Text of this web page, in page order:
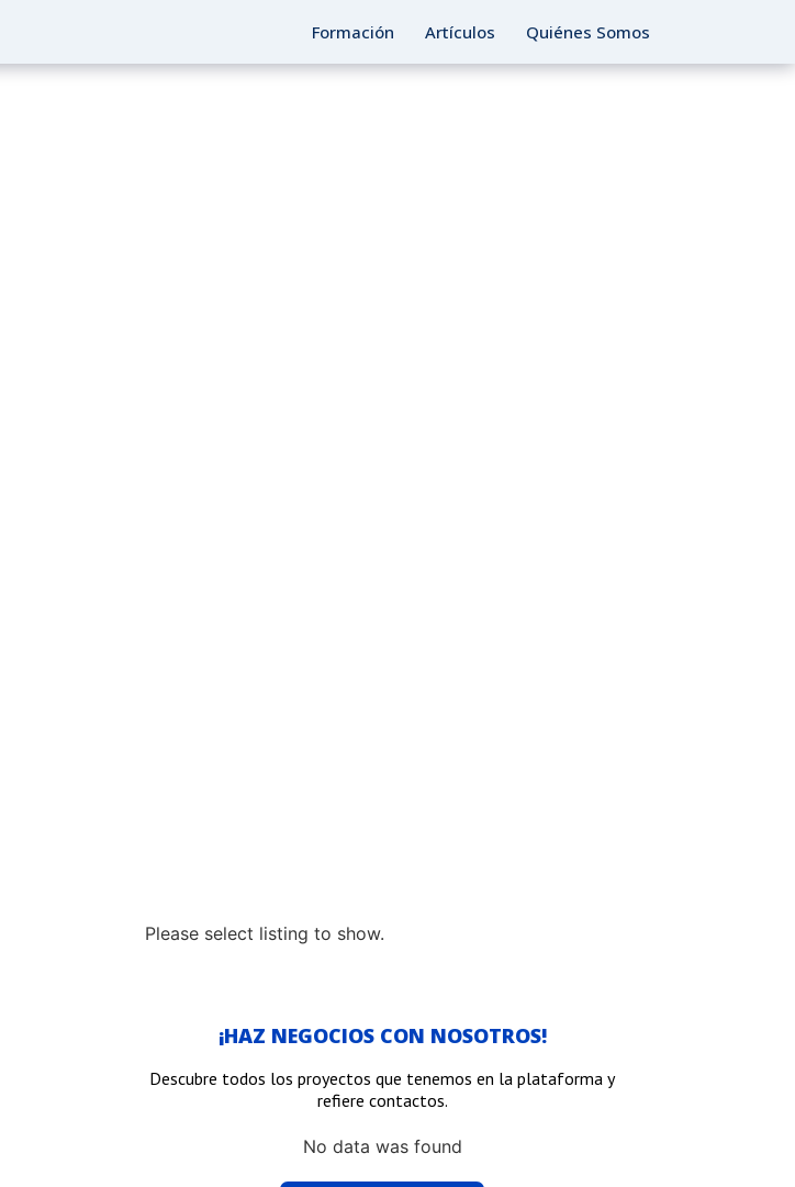
Formación Artículos Quiénes Somos
Please select listing to show.
¡HAZ NEGOCIOS CON NOSOTROS!
Descubre todos los proyectos que tenemos en la plataforma y
refiere contactos.
No data was found